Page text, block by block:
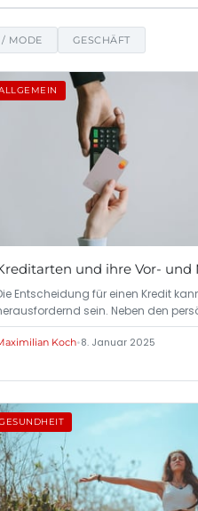
MODE GESCHÄFT
und ihre Vor- und
Entscheidung für einen Kredit
sein. Neben den
Koch•8. Januar 2025